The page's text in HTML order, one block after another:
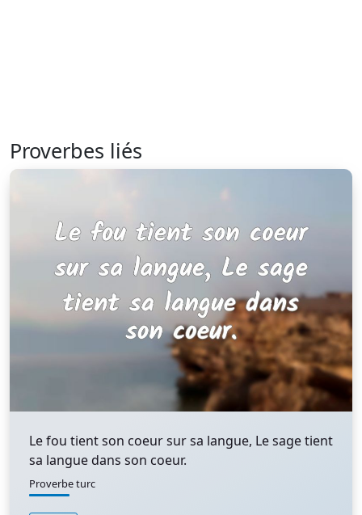
Proverbes liés
Le fou tient son coeur sur sa langue, Le sage tient
sa langue dans son coeur.
Proverbe turc